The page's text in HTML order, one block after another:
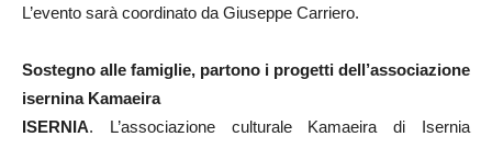
L’evento sarà coordinato da Giuseppe Carriero.
Sostegno alle famiglie, partono i progetti dell’associazione
isernina Kamaeira
ISERNIA. L’associazione culturale Kamaeira di Isernia